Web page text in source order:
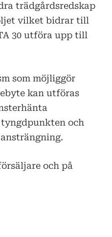
trädgårdsredskap
vilket bidrar till
30 utföra upp till
som möjliggör
kan utföras
och
och på